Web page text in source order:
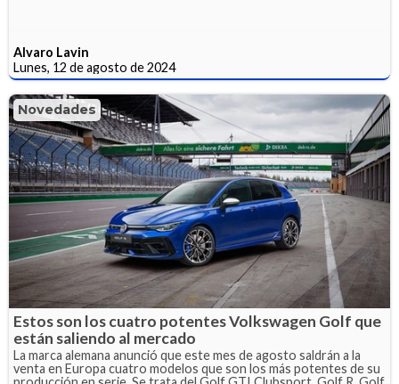
Alvaro Lavin
Lunes, 12 de agosto de 2024
Novedades
Estos son los cuatro potentes Volkswagen Golf que
están saliendo al mercado
La marca alemana anunció que este mes de agosto saldrán a la
venta en Europa cuatro modelos que son los más potentes de su